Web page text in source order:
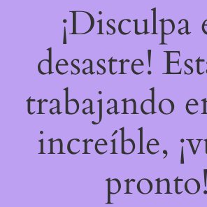
¡Disculpa
desastre!
trabajando
increíble,
pronto!